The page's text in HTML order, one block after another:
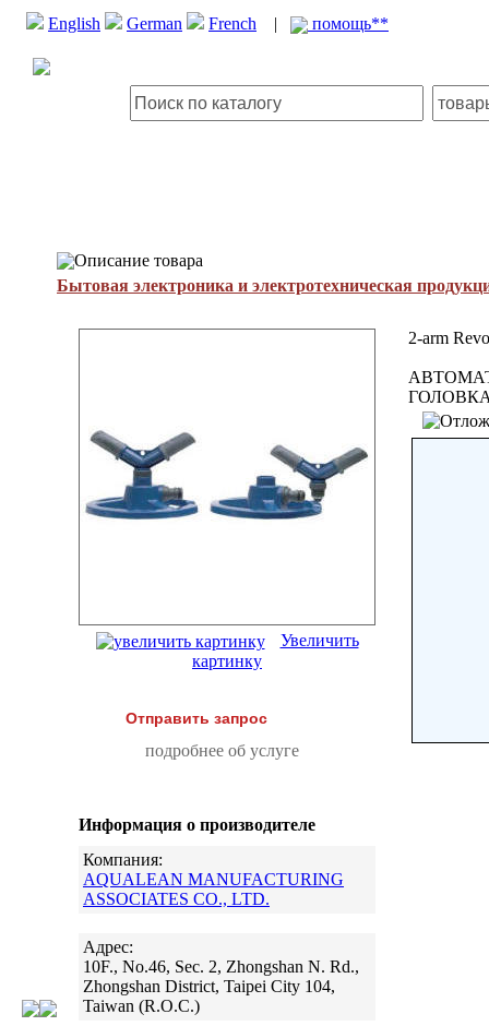
English German French | помощь**
Описание товара
Бытовая электроника и электротехническая
Увеличить
картинку
Отправить запрос
подробнее об услуге
Информация о производителе
Компания:
AQUALEAN MANUFACTURING
ASSOCIATES CO., LTD.
Адрес:
10F., No.46, Sec. 2, Zhongshan N. Rd.,
Zhongshan District, Taipei City 104,
Taiwan (R.O.C.)
2-arm